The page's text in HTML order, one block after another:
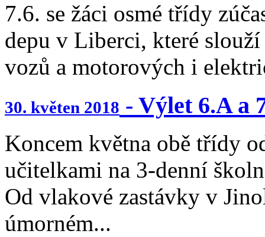
7.6. se žáci osmé třídy
depu v Liberci, které
vozů a motorových i
30. květen 2018 - Výlet 6.A a
Koncem května obě třídy
učitelkami na 3-denní
Od vlakové zastávky v
úmorném...